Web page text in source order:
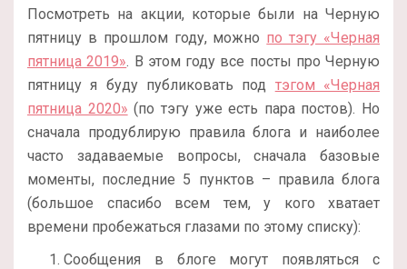
Посмотреть на акции, которые были на Черную
пятницу в прошлом году, можно по тэгу «Черная
пятница 2019». В этом году все посты про Черную
пятницу я буду публиковать под тэгом «Черная
пятница 2020» (по тэгу уже есть пара постов). Но
сначала продублирую правила блога и наиболее
часто задаваемые вопросы, сначала базовые
моменты, последние 5 пунктов – правила блога
(большое спасибо всем тем, у кого хватает
времени пробежаться глазами по этому списку):
Сообщения в блоге могут появляться с